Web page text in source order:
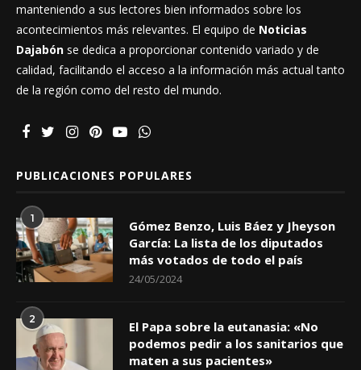
manteniendo a sus lectores bien informados sobre los
acontecimientos más relevantes. El equipo de Noticias
Dajabón se dedica a proporcionar contenido variado y de
calidad, facilitando el acceso a la información más actual tanto
de la región como del resto del mundo.
PUBLICACIONES POPULARES
1
Gómez Benzo, Luis Báez y Jheyson
García: La lista de los diputados
más votados de todo el país
24/05/2024
2
El Papa sobre la eutanasia: «No
podemos pedir a los sanitarios que
maten a sus pacientes»